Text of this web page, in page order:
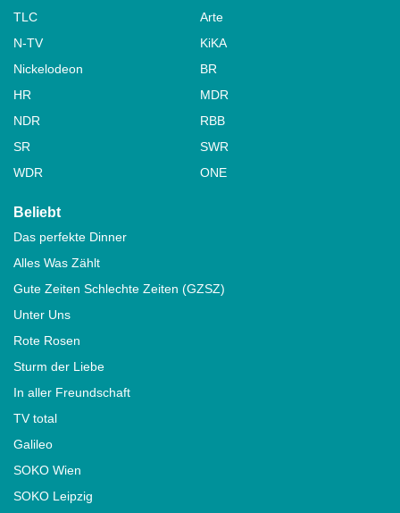
TLC
Arte
N-TV
KiKA
Nickelodeon
BR
HR
MDR
NDR
RBB
SR
SWR
WDR
ONE
Beliebt
Das perfekte Dinner
Alles Was Zählt
Gute Zeiten Schlechte Zeiten (GZSZ)
Unter Uns
Rote Rosen
Sturm der Liebe
In aller Freundschaft
TV total
Galileo
SOKO Wien
SOKO Leipzig